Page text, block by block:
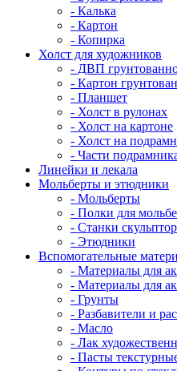
- Калька
- Картон
- Копирка
Холст для художников
- ДВП
- Картон
- Планшет
- Холст в рулонах
- Холст на картоне
- Холст на
- Части
Линейки и лекала
Мольберты и этюдники
- Мольберты
- Полки для
- Станки
- Этюдники
Вспомогательные
- Материалы для
- Материалы для
- Грунты
- Разбавители и
- Масло
- Лак
- Пасты